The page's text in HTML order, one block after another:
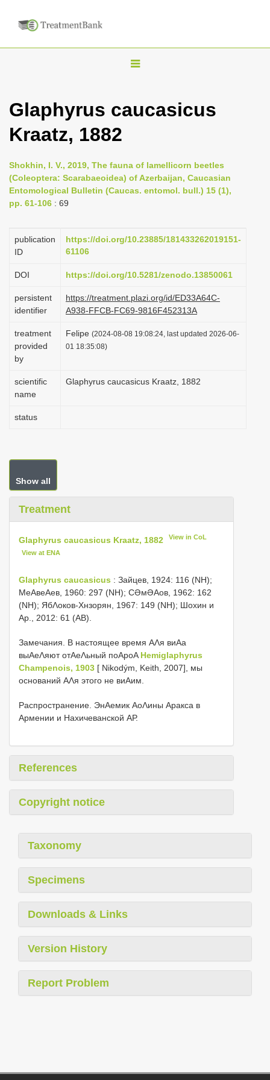
T
g
n
a
g
o
n
Glaphyrus caucasicus
Kraatz, 1882
Shokhin, I. V., 2019, The fauna of lamellicorn beetles
(Coleoptera: Scarabaeoidea) of Azerbaijan, Caucasian
Entomological Bulletin (Caucas. entomol. bull.) 15 (1),
pp. 61-106 : 69
publication
ID
https://doi.org/10.23885/181433262019151-
61106
DOI https://doi.org/10.5281/zenodo.13850061
persistent
identifier
https://treatment.plazi.org/id/ED33A64C-
A938-FFCB-FC69-9816F452313A
treatment
provided
by
Felipe (2024-08-08 19:08:24, last updated 2026-06-
01 18:35:08)
scientific
name
Glaphyrus caucasicus Kraatz, 1882
status
Show all
Treatment
Glaphyrus caucasicus Kraatz, 1882 View in CoL
View at ENA
Glaphyrus caucasicus : Зайцев, 1924: 116 (NH);
МеΑвеΑев, 1960: 297 (NH); СƏмƏΑов, 1962: 162
(NH); ЯбΛоков-Хнзорян, 1967: 149 (NH); Шохин и
Αр., 2012: 61 (AB).
Замечания. В настоящее время ΑΛя виΑа
выΑеΛяют отΑеΛьный поΑроΑHemiglaphyrus
Champenois, 1903 [ Nikodým, Keith, 2007], мы
оснований ΑΛя этого не виΑим.
Распространение. ЭнΑемик ΑоΛины Аракса в
Армении и Нахичеванской АР.
References
Copyright notice
Taxonomy
Specimens
Downloads & Links
Version History
Report Problem